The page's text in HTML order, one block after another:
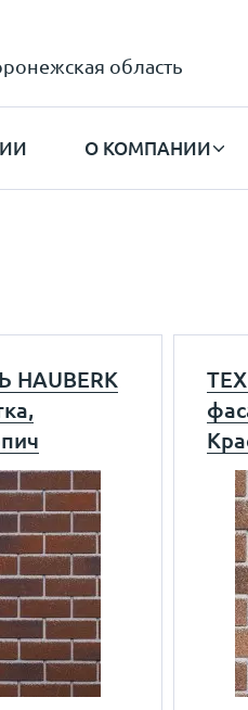
область
О КОМПАНИИ